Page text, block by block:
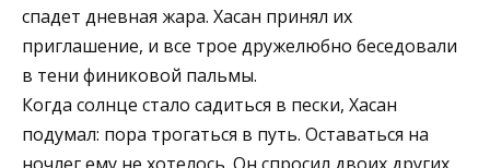
спадет дневная жара. Хасан принял их
приглашение, и все трое дружелюбно беседовали
в тени финиковой пальмы.
Когда солнце стало садиться в пески, Хасан
подумал: пора трогаться в путь. Оставаться на